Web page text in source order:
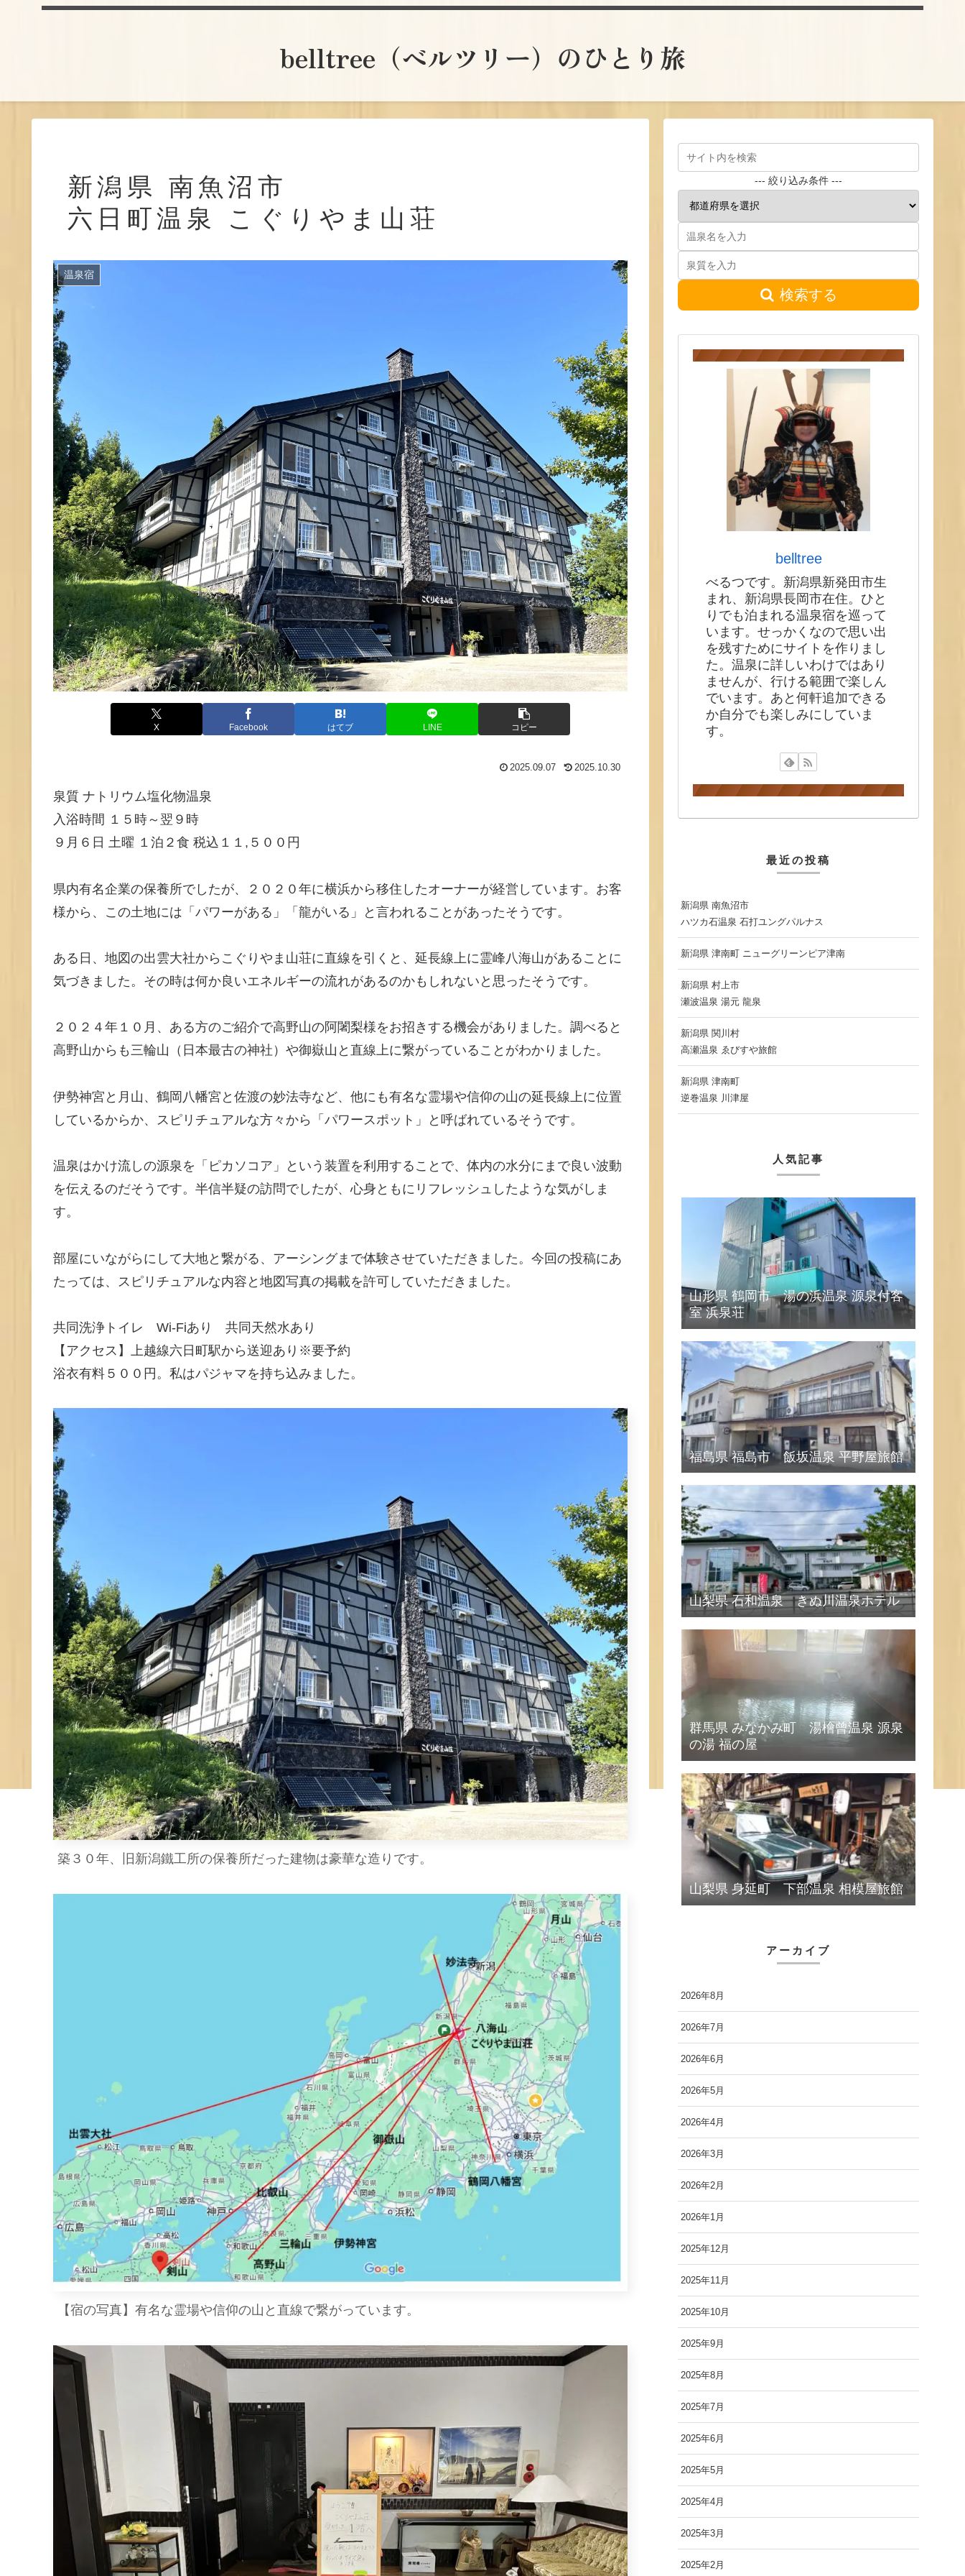
belltree（ベルツリー）のひとり旅
新潟県 南魚沼市
六日町温泉 こぐりやま山荘
温泉宿
X Facebook はてブ LINE コピー
2025.09.07 2025.10.30
泉質 ナトリウム塩化物温泉
入浴時間 １５時～翌９時
９月６日 土曜 １泊２食 税込１１,５００円
県内有名企業の保養所でしたが、２０２０年に横浜から移住したオーナーが経営しています。お客
様から、この土地には「パワーがある」「龍がいる」と言われることがあったそうです。
ある日、地図の出雲大社からこぐりやま山荘に直線を引くと、延長線上に霊峰八海山があることに
気づきました。その時は何か良いエネルギーの流れがあるのかもしれないと思ったそうです。
２０２４年１０月、ある方のご紹介で高野山の阿闍梨様をお招きする機会がありました。調べると
高野山からも三輪山（日本最古の神社）や御嶽山と直線上に繋がっていることがわかりました。
伊勢神宮と月山、鶴岡八幡宮と佐渡の妙法寺など、他にも有名な霊場や信仰の山の延長線上に位置
しているからか、スピリチュアルな方々から「パワースポット」と呼ばれているそうです。
温泉はかけ流しの源泉を「ピカソコア」という装置を利用することで、体内の水分にまで良い波動
を伝えるのだそうです。半信半疑の訪問でしたが、心身ともにリフレッシュしたような気がしま
す。
部屋にいながらにして大地と繋がる、アーシングまで体験させていただきました。今回の投稿にあ
たっては、スピリチュアルな内容と地図写真の掲載を許可していただきました。
共同洗浄トイレ Wi-Fiあり 共同天然水あり
【アクセス】上越線六日町駅から送迎あり※要予約
浴衣有料５００円。私はパジャマを持ち込みました。
築３０年、旧新潟鐵工所の保養所だった建物は豪華な造りです。
【宿の写真】有名な霊場や信仰の山と直線で繋がっています。
--- 絞り込み条件 ---
検索する
belltree
べるつです。新潟県新発田市生
まれ、新潟県長岡市在住。ひと
りでも泊まれる温泉宿を巡って
います。せっかくなので思い出
を残すためにサイトを作りまし
た。温泉に詳しいわけではあり
ませんが、行ける範囲で楽しん
でいます。あと何軒追加できる
か自分でも楽しみにしていま
す。
最近の投稿
新潟県 南魚沼市
ハツカ石温泉 石打ユングパルナス
新潟県 津南町 ニューグリーンピア津南
新潟県 村上市
瀬波温泉 湯元 龍泉
新潟県 関川村
高瀬温泉 ゑびすや旅館
新潟県 津南町
逆巻温泉 川津屋
人気記事
山形県 鶴岡市 湯の浜温泉 源泉付客
室 浜泉荘
福島県 福島市 飯坂温泉 平野屋旅館
山梨県 石和温泉 きぬ川温泉ホテル
群馬県 みなかみ町 湯檜曾温泉 源泉
の湯 福の屋
山梨県 身延町 下部温泉 相模屋旅館
アーカイブ
2026年8月
2026年7月
2026年6月
2026年5月
2026年4月
2026年3月
2026年2月
2026年1月
2025年12月
2025年11月
2025年10月
2025年9月
2025年8月
2025年7月
2025年6月
2025年5月
2025年4月
2025年3月
2025年2月